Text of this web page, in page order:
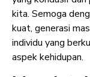
kita. Semoga
kuat, generasi
individu yang
aspek kehidupan.